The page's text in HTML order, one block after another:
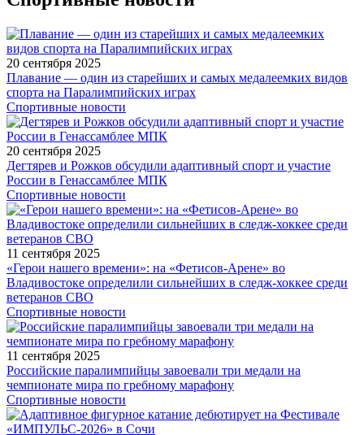
20 сентября 2025
Плавание — один из старейших и самых медалеемких видов
спорта на Паралимпийских играх
Спортивные новости
20 сентября 2025
Дегтярев и Рожков обсудили адаптивный спорт и участие
России в Генассамблее МПК
Спортивные новости
11 сентября 2025
«Герои нашего времени»: на «Фетисов-Арене» во
Владивостоке определили сильнейших в следж-хоккее среди
ветеранов СВО
Спортивные новости
11 сентября 2025
Российские паралимпийцы завоевали три медали на
чемпионате мира по гребному марафону
Спортивные новости